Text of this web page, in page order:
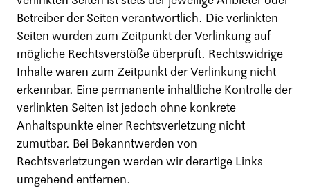
Betreiber der Seiten verantwortlich. Die verlinkten
Seiten wurden zum Zeitpunkt der Verlinkung auf
mögliche Rechtsverstöße überprüft. Rechtswidrige
Inhalte waren zum Zeitpunkt der Verlinkung nicht
erkennbar. Eine permanente inhaltliche Kontrolle der
verlinkten Seiten ist jedoch ohne konkrete
Anhaltspunkte einer Rechtsverletzung nicht
zumutbar. Bei Bekanntwerden von
Rechtsverletzungen werden wir derartige Links
umgehend entfernen.